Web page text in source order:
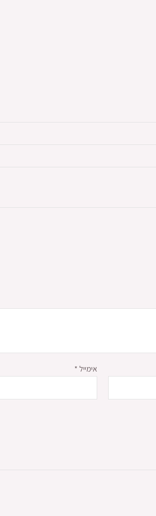
אימייל*